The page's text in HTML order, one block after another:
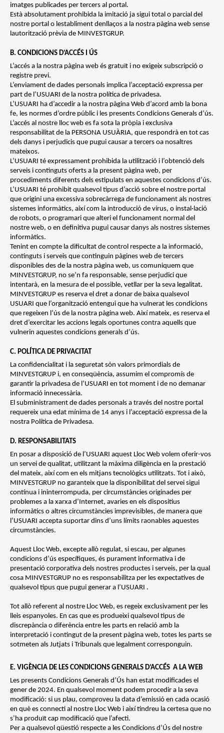
imatges publicades per tercers al portal.
Està absolutament prohibida la imitació ja sigui total o parcial del
nostre portal o lestabliment denllaços a la nostra pàgina web sense
lautorització prèvia de MINVESTGRUP.
B. CONDICIONS D’ACCÉS I ÚS
L’accés a la nostra pàgina web és gratuït i no exigeix subscripció o
registre previ.
L’enviament de dades personals implica l’acceptació expressa per
part de l’USUARI de la nostra política de privadesa.
L’USUARI ha d’accedir a la nostra pàgina Web d’acord amb la bona
fe, les normes d’ordre públic i les presents Condicions Generals d’ús.
L’accés al nostre lloc web es fa sota la pròpia i exclusiva
responsabilitat de la PERSONA USUÀRIA, que respondrà en tot cas
dels danys i perjudicis que pugui causar a tercers oa nosaltres
mateixos.
L’USUARI té expressament prohibida la utilització i l’obtenció dels
serveis i continguts oferts a la present pàgina web, per
procediments diferents dels estipulats en aquestes condicions d’ús.
L’USUARI té prohibit qualsevol tipus d’acció sobre el nostre portal
que origini una excessiva sobrecàrrega de funcionament als nostres
sistemes informàtics, així com la introducció de virus, o instal·lació
de robots, o programari que alteri el funcionament normal del
nostre web, o en definitiva pugui causar danys als nostres sistemes
informàtics.
Tenint en compte la dificultat de control respecte a la informació,
continguts i serveis que continguin pàgines web de tercers
disponibles des de la nostra pàgina web, us comuniquem que
MINVESTGRUP, no se’n fa responsable, sense perjudici que
intentarà, en la mesura de el possible, vetllar per la seva legalitat.
MINVESTGRUP es reserva el dret a donar de baixa qualsevol
USUARI que l’organització entengui que ha vulnerat les condicions
que regeixen l’ús de la nostra pàgina web. Així mateix, es reserva el
dret d’exercitar les accions legals oportunes contra aquells que
vulnerin aquestes condicions generals d’ús.
C. POLÍTICA DE PRIVACITAT
La confidencialitat i la seguretat són valors primordials de
MINVESTGRUP i, en conseqüència, assumim el compromís de
garantir la privadesa de l’USUARI en tot moment i de no demanar
informació innecessària.
El subministrament de dades personals a través del nostre portal
requereix una edat mínima de 14 anys i l’acceptació expressa de la
nostra Política de Privadesa.
D. RESPONSABILITATS
En posar a disposició de l’USUARI aquest Lloc Web volem oferir-vos
un servei de qualitat, utilitzant la màxima diligència en la prestació
del mateix, així com en els mitjans tecnològics utilitzats. Tot i això,
MINVESTGRUP no garanteix que la disponibilitat del servei sigui
contínua i ininterrompuda, per circumstàncies originades per
problemes a la xarxa d’Internet, avaries en els dispositius
informàtics o altres circumstàncies imprevisibles, de manera que
l’USUARI accepta suportar dins d’uns límits raonables aquestes
circumstàncies.
Aquest Lloc Web, excepte allò regulat, si escau, per algunes
condicions d’ús específiques, és purament informativa i de
presentació corporativa dels nostres productes i serveis, per la qual
cosa MINVESTGRUP no es responsabilitza per les expectatives de
qualsevol tipus que pugui generar a l’USUARI .
Tot allò referent al nostre Lloc Web, es regeix exclusivament per les
lleis espanyoles. En cas que es produeixi qualsevol tipus de
discrepància o diferència entre les parts en relació amb la
interpretació i contingut de la present pàgina web, totes les parts se
sotmeten als Jutjats i Tribunals que legalment corresponguin.
E. VIGÈNCIA DE LES CONDICIONS GENERALS D’ACCÉS A LA WEB
Les presents Condicions Generals d’Ús han estat modificades el
gener de 2024. En qualsevol moment podem procedir a la seva
modificació: si us plau, comproveu la data d’emissió en cada ocasió
en què es connecti al nostre Lloc Web i així tindreu la certesa que no
s’ha produït cap modificació que l’afecti.
Per a qualsevol qüestió respecte a les Condicions d’Ús del nostre